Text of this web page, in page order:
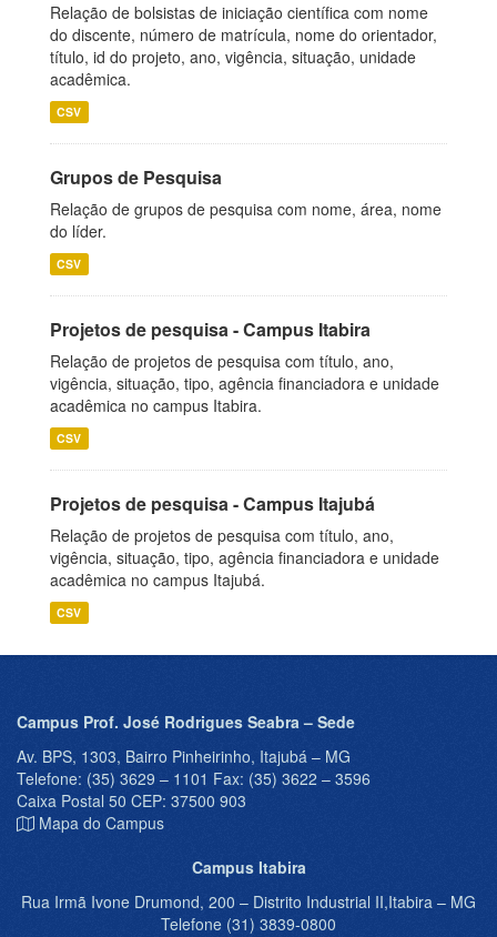
Relação de bolsistas de iniciação científica com nome
do discente, número de matrícula, nome do orientador,
título, id do projeto, ano, vigência, situação, unidade
acadêmica.
CSV
Grupos de Pesquisa
Relação de grupos de pesquisa com nome, área, nome
do líder.
CSV
Projetos de pesquisa - Campus Itabira
Relação de projetos de pesquisa com título, ano,
vigência, situação, tipo, agência financiadora e unidade
acadêmica no campus Itabira.
CSV
Projetos de pesquisa - Campus Itajubá
Relação de projetos de pesquisa com título, ano,
vigência, situação, tipo, agência financiadora e unidade
acadêmica no campus Itajubá.
CSV
Campus Prof. José Rodrigues Seabra – Sede
Av. BPS, 1303, Bairro Pinheirinho, Itajubá – MG
Telefone: (35) 3629 – 1101 Fax: (35) 3622 – 3596
Caixa Postal 50 CEP: 37500 903
Mapa do Campus
Campus Itabira
Rua Irmã Ivone Drumond, 200 – Distrito Industrial II,Itabira – MG
Telefone (31) 3839-0800